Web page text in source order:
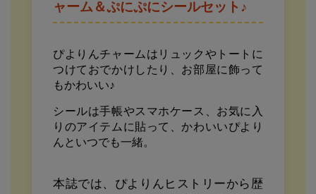
ャーム＆ぷにぷにシールセット♪
ぴよりんチャームはリュックやトートに
つけておでかけしたり、お部屋に飾って
もかわいい♪
シールは手帳やスマホケース、お気に入
りのアイテムに貼って、かわいいぴより
んといつでも一緒。
本誌では、ぴよりんヒストリーから歴